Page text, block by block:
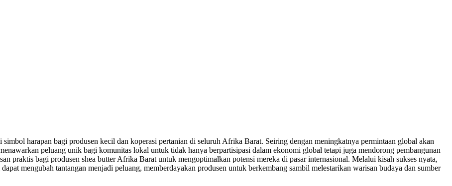
simbol harapan bagi produsen kecil dan koperasi pertanian di seluruh Afrika Barat. Seiring dengan meningkatnya permintaan global akan
peluang unik bagi komunitas lokal untuk tidak hanya berpartisipasi dalam ekonomi global tetapi juga mendorong pembangunan
praktis bagi produsen shea butter Afrika Barat untuk mengoptimalkan potensi mereka di pasar internasional. Melalui kisah sukses nyata,
mengubah tantangan menjadi peluang, memberdayakan produsen untuk berkembang sambil melestarikan warisan budaya dan sumber